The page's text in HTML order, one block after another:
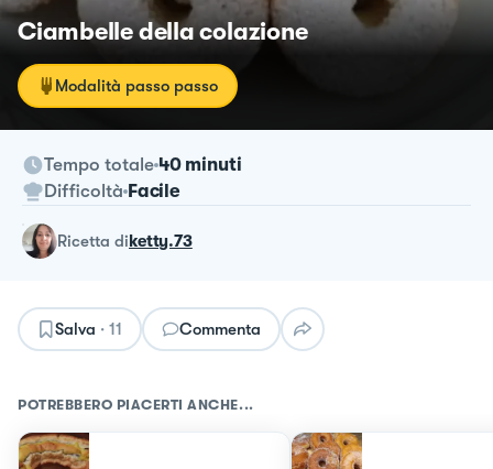
Ciambelle della colazione
Modalità passo passo
Tempo totale 40 minuti
Difficoltà Facile
ricetta diketty.73
Salva · 11 Commenta
POTREBBERO PIACERTI ANCHE...